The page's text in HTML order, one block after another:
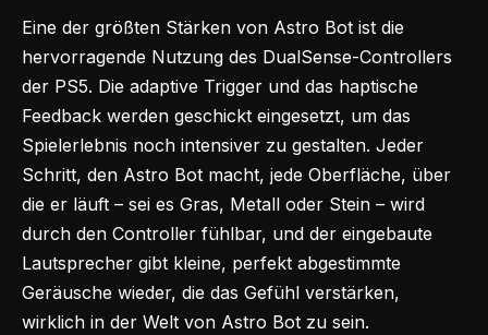
Eine der größten Stärken von Astro Bot ist die
hervorragende Nutzung des DualSense-Controllers
der PS5. Die adaptive Trigger und das haptische
Feedback werden geschickt eingesetzt, um das
Spielerlebnis noch intensiver zu gestalten. Jeder
Schritt, den Astro Bot macht, jede Oberfläche, über
die er läuft – sei es Gras, Metall oder Stein – wird
durch den Controller fühlbar, und der eingebaute
Lautsprecher gibt kleine, perfekt abgestimmte
Geräusche wieder, die das Gefühl verstärken,
wirklich in der Welt von Astro Bot zu sein.